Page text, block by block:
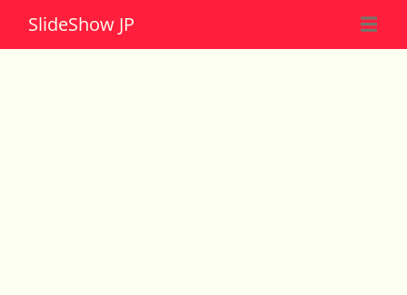
SlideShow JP ☰